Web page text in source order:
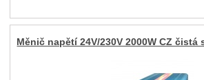
Měnič napětí 24V/230V 2000W CZ čistá